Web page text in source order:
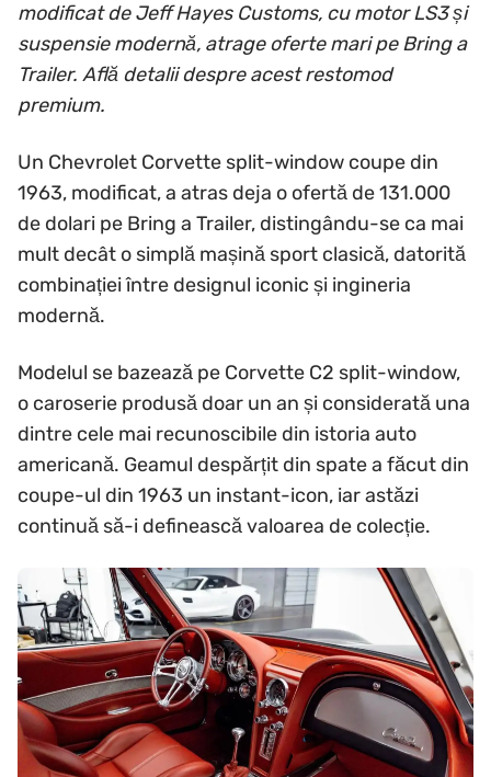
modificat de Jeff Hayes Customs, cu motor LS3 și
suspensie modernă, atrage oferte mari pe Bring a
Trailer. Află detalii despre acest restomod
premium.
Un Chevrolet Corvette split-window coupe din
1963, modificat, a atras deja o ofertă de 131.000
de dolari pe Bring a Trailer, distingându-se ca mai
mult decât o simplă mașină sport clasică, datorită
combinației între designul iconic și ingineria
modernă.
Modelul se bazează pe Corvette C2 split-window,
o caroserie produsă doar un an și considerată una
dintre cele mai recunoscibile din istoria auto
americană. Geamul despărțit din spate a făcut din
coupe-ul din 1963 un instant-icon, iar astăzi
continuă să-i definească valoarea de colecție.